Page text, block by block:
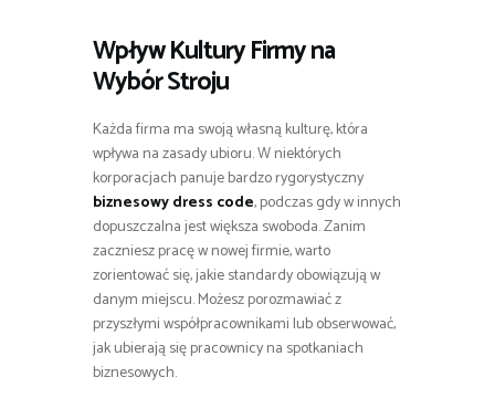
Wpływ Kultury Firmy na
Wybór Stroju
Każda firma ma swoją własną kulturę, która
wpływa na zasady ubioru. W niektórych
korporacjach panuje bardzo rygorystyczny
biznesowy dress code, podczas gdy w innych
dopuszczalna jest większa swoboda. Zanim
zaczniesz pracę w nowej firmie, warto
zorientować się, jakie standardy obowiązują w
danym miejscu. Możesz porozmawiać z
przyszłymi współpracownikami lub obserwować,
jak ubierają się pracownicy na spotkaniach
biznesowych.